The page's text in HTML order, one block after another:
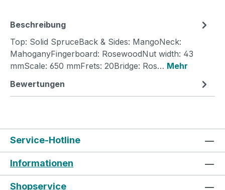
Beschreibung
Top: Solid SpruceBack & Sides: MangoNeck:
MahoganyFingerboard: RosewoodNut width: 43
mmScale: 650 mmFrets: 20Bridge: Ros… Mehr
Bewertungen
Service-Hotline
Informationen
Shopservice